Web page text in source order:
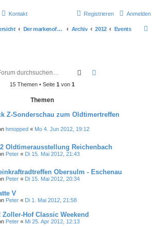
Kontakt Anmelden
Registrieren
Der markenoffene Z-Stammtisch für Youngtimerbiker Archiv 2012 Events
Suche
15 Themen • Seite 1 von 1
Themen
Z-Sonderschau zum Oldtimertreffen
hmopped « Mo 4. Jun 2012, 19:12
Oldtimerausstellung Reichenbach
Peter « Di 15. Mai 2012, 21:43
Obersulm - Eschenau
Peter « Di 15. Mai 2012, 20:34
V
Peter « Di 1. Mai 2012, 21:58
Zoller-Hof Classic Weekend
Peter « Mi 25. Apr 2012, 12:13